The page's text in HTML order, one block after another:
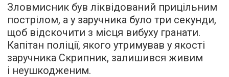
Зловмисник був ліквідований прицільним
пострілом, а у заручника було три секунди,
щоб відскочити з місця вибуху гранати.
Капітан поліції, якого утримував у якості
заручника Скрипник, залишився живим
і неушкодженим.